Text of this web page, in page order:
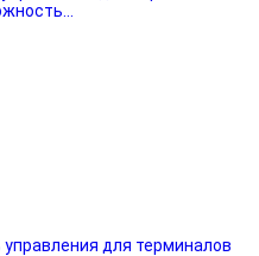
для терминалов